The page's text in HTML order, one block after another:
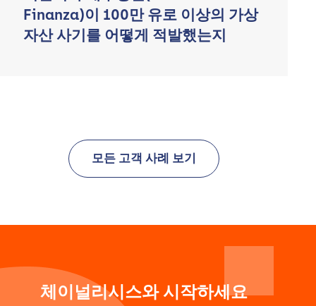
Finanza)이 100만 유로 이상의 가상
자산 사기를 어떻게 적발했는지
모든 고객 사례 보기
체이널리시스와 시작하세요